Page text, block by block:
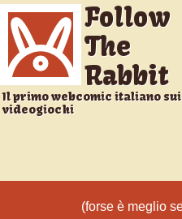
Follow
The
Rabbit
Il primo webcomic italiano sui
videogiochi